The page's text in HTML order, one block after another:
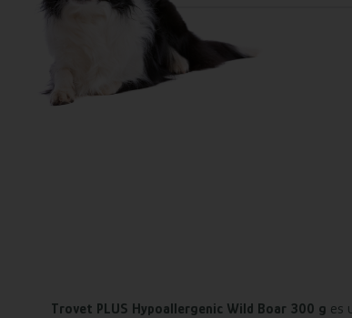
Trovet PLUS Hypoallergenic Wild Boar 300 g es